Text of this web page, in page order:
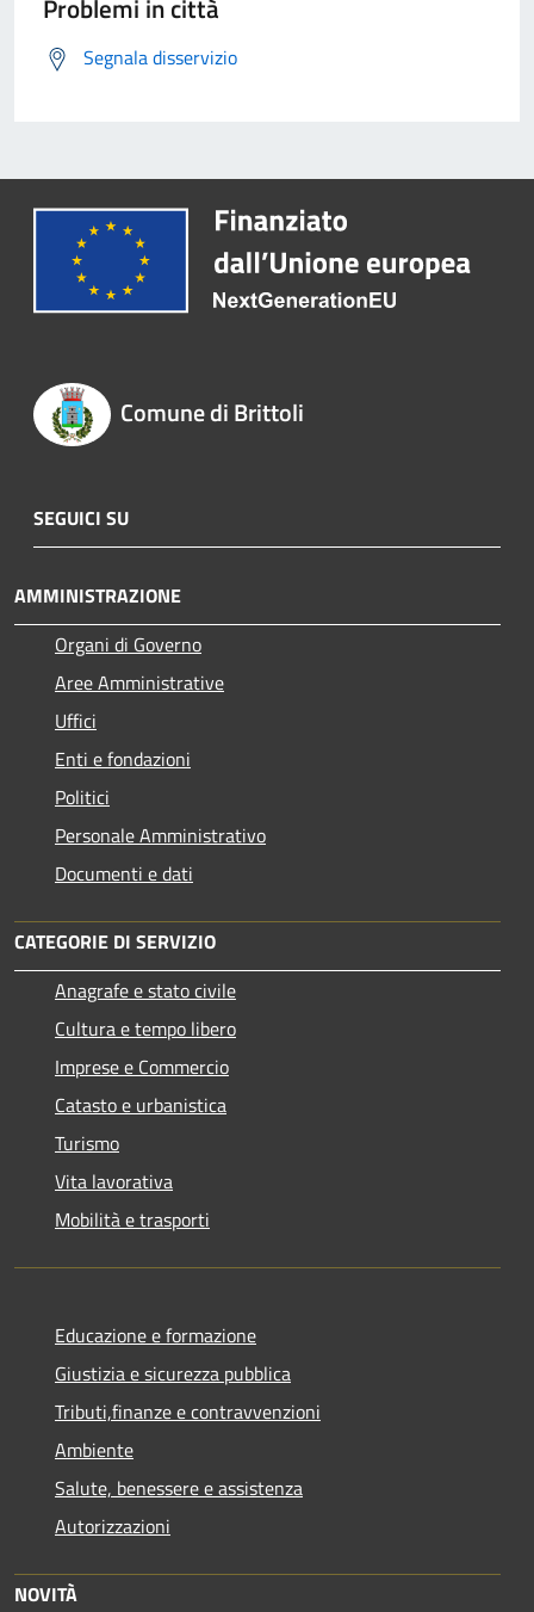
Problemi in città
Segnala disservizio
Comune di Brittoli
SEGUICI SU
AMMINISTRAZIONE
Organi di Governo
Aree Amministrative
Uffici
Enti e fondazioni
Politici
Personale Amministrativo
Documenti e dati
CATEGORIE DI SERVIZIO
Anagrafe e stato civile
Cultura e tempo libero
Imprese e Commercio
Catasto e urbanistica
Turismo
Vita lavorativa
Mobilità e trasporti
Educazione e formazione
Giustizia e sicurezza pubblica
Tributi,finanze e contravvenzioni
Ambiente
Salute, benessere e assistenza
Autorizzazioni
NOVITÀ